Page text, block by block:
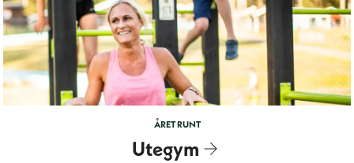
ÅRET RUNT
Utegym